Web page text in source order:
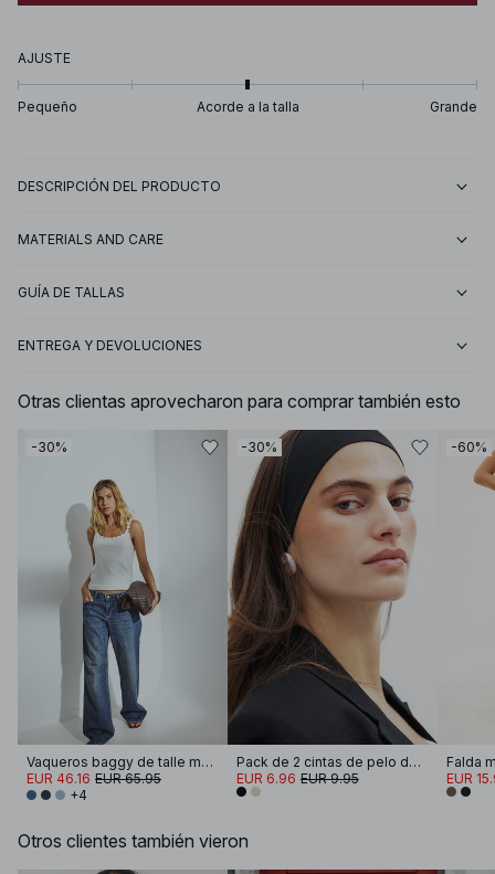
AJUSTE
Pequeño Acorde a la talla Grande
DESCRIPCIÓN DEL PRODUCTO
MATERIALS AND CARE
GUÍA DE TALLAS
ENTREGA Y DEVOLUCIONES
Otras clientas aprovecharon para comprar también esto
-30%
Vaqueros baggy de talle medio
EUR 46.16 EUR 65.95
+4
-30%
Pack de 2 cintas de pelo de jersey
EUR 6.96 EUR 9.95
-60%
Falda
EUR
Otros clientes también vieron